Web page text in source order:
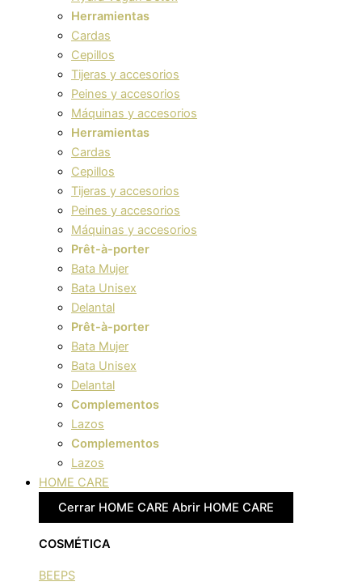
Herramientas
Cardas
Cepillos
Tijeras y accesorios
Peines y accesorios
Máquinas y accesorios
Herramientas
Cardas
Cepillos
Tijeras y accesorios
Peines y accesorios
Máquinas y accesorios
Prêt-à-porter
Bata Mujer
Bata Unisex
Delantal
Prêt-à-porter
Bata Mujer
Bata Unisex
Delantal
Complementos
Lazos
Complementos
Lazos
HOME CARE
Cerrar HOME CARE Abrir HOME CARE
COSMÉTICA
BEEPS